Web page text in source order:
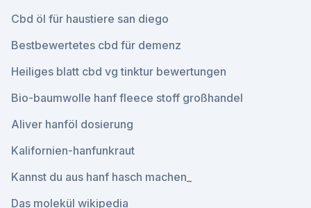
Cbd öl für haustiere san diego
Bestbewertetes cbd für demenz
Heiliges blatt cbd vg tinktur bewertungen
Bio-baumwolle hanf fleece stoff großhandel
Aliver hanföl dosierung
Kalifornien-hanfunkraut
Kannst du aus hanf hasch machen_
Das molekül wikipedia